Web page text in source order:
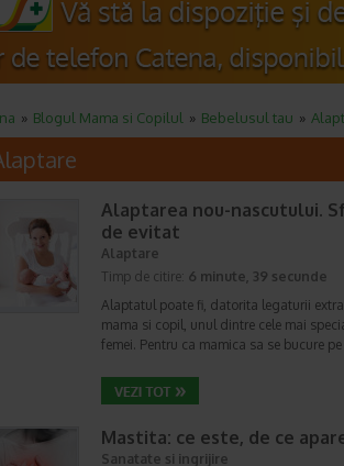
Blogul Mama si Copilul Bebelusul tau
Alaptarea nou-nascutului.
de evitat
Alaptare
Timp de citire: 6 minute, 39 secunde
Alaptatul poate fi, datorita legaturii
mama si copil, unul dintre cele mai
femei. Pentru ca mamica sa se bucure
Mastita: ce este, de ce
Sanatate si ingrijire